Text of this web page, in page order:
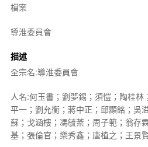
檔案
導淮委員會
描述
全宗名:導淮委員會
人名:何玉書；劉夢錫；須愷；陶桂
平一；劉允衡；蔣中正；邱顯銘；吳
蘇；戈涵樓；馮毓棻；周子範；翁存
基；張倫官；樂秀鑫；唐植之；王景